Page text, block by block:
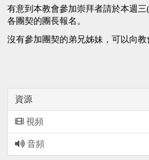
有意到本教會參加崇拜者請於本週三
各團契的團長報名。
沒有參加團契的弟兄姊妹，可以向教
資源
視頻
音頻